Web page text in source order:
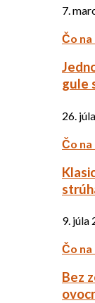
7.
Čo
gule
26.
Čo
9. júla
Čo
Bez